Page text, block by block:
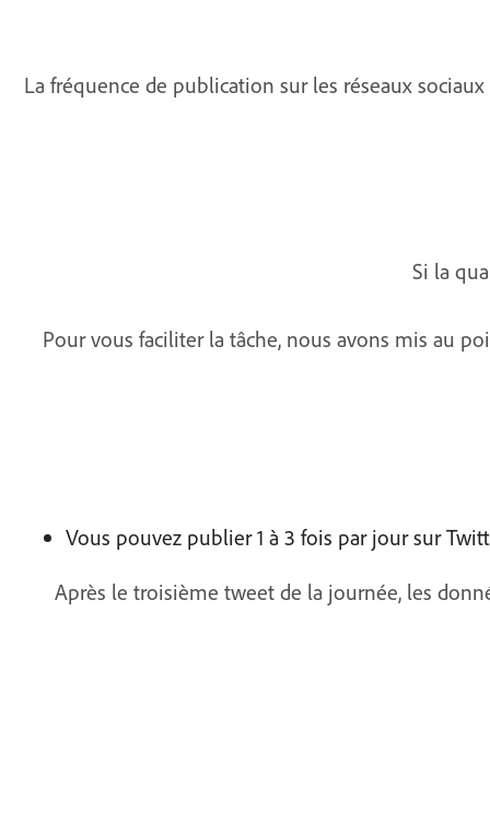
La fréquence de publication sur les réseaux
Si la
Pour vous faciliter la tâche, nous avons mis au
Vous pouvez publier 1 à 3 fois par jour sur
Après le troisième tweet de la journée, les